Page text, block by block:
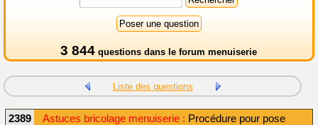
3 844 questions dans le forum menuiserie
Liste des questions
2389 Astuces bricolage menuiserie : Procédure pour pose